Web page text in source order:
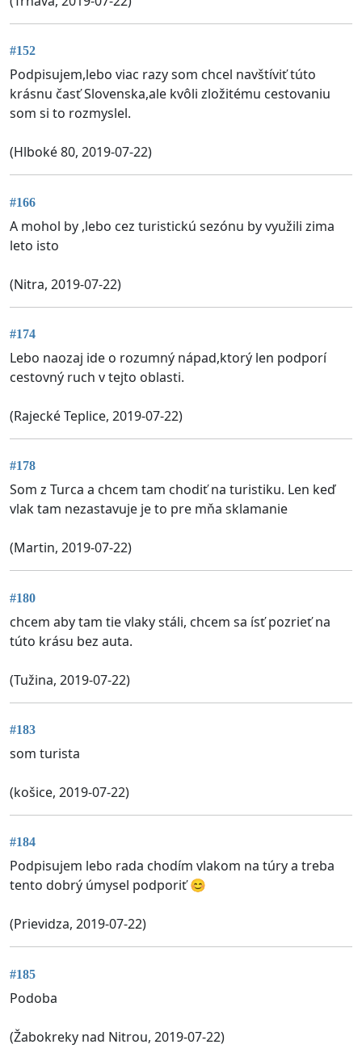
#152
Podpisujem,lebo viac razy som chcel navštíviť túto
krásnu časť Slovenska,ale kvôli zložitému cestovaniu
som si to rozmyslel.
(Hlboké 80, 2019-07-22)
#166
A mohol by ,lebo cez turistickú sezónu by využili zima
leto isto
(Nitra, 2019-07-22)
#174
Lebo naozaj ide o rozumný nápad,ktorý len podporí
cestovný ruch v tejto oblasti.
(Rajecké Teplice, 2019-07-22)
#178
Som z Turca a chcem tam chodiť na turistiku. Len keď
vlak tam nezastavuje je to pre mňa sklamanie
(Martin, 2019-07-22)
#180
chcem aby tam tie vlaky stáli, chcem sa ísť pozrieť na
túto krásu bez auta.
(Tužina, 2019-07-22)
#183
som turista
(košice, 2019-07-22)
#184
Podpisujem lebo rada chodím vlakom na túry a treba
tento dobrý úmysel podporiť 😊
(Prievidza, 2019-07-22)
#185
Podoba
(Žabokreky nad Nitrou, 2019-07-22)